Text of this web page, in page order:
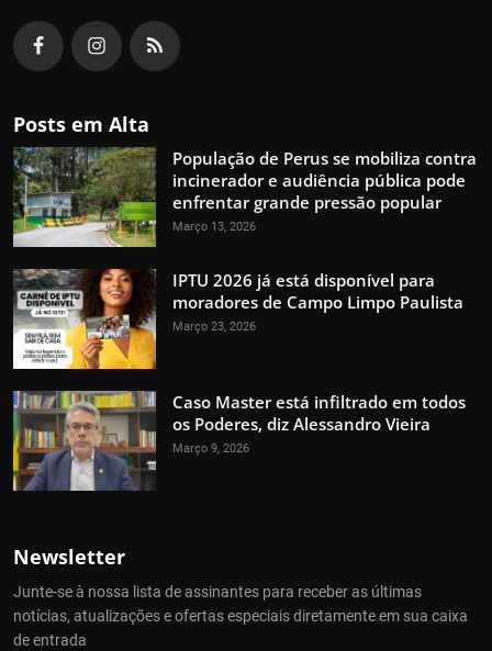
Posts em Alta
População de Perus se mobiliza contra
incinerador e audiência pública pode
enfrentar grande pressão popular
Março 13, 2026
IPTU 2026 já está disponível para
moradores de Campo Limpo Paulista
Março 23, 2026
Caso Master está infiltrado em todos
os Poderes, diz Alessandro Vieira
Março 9, 2026
Newsletter
Junte-se à nossa lista de assinantes para receber as últimas
notícias, atualizações e ofertas especiais diretamente em sua caixa
de entrada